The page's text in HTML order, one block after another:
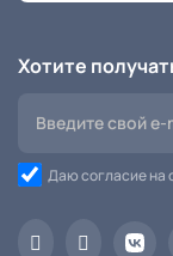
Хотите
Даю согласие на